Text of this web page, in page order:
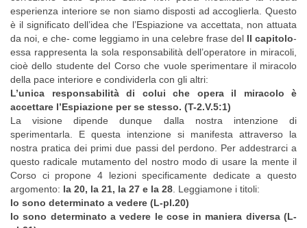
esperienza interiore se non siamo disposti ad accoglierla. Questo
è il significato dell’idea che l’Espiazione va accettata, non attuata
da noi, e che- come leggiamo in una celebre frase del II capitolo-
essa rappresenta la sola responsabilità dell’operatore in miracoli,
cioè dello studente del Corso che vuole sperimentare il miracolo
della pace interiore e condividerla con gli altri:
L’unica responsabilità di colui che opera il miracolo è
accettare l’Espiazione per se stesso. (T-2.V.5:1)
La visione dipende dunque dalla nostra intenzione di
sperimentarla. E questa intenzione si manifesta attraverso la
nostra pratica dei primi due passi del perdono. Per addestrarci a
questo radicale mutamento del nostro modo di usare la mente il
Corso ci propone 4 lezioni specificamente dedicate a questo
argomento: la 20, la 21, la 27 e la 28 . Leggiamone i titoli:
Io sono determinato a vedere (L-pI.20)
Io sono determinato a vedere le cose in maniera diversa (L-